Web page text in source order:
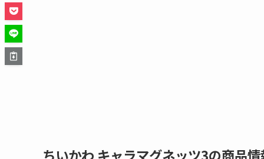
ちいかわ キャラマグネッツ3の商品